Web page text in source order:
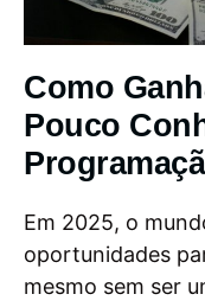
Como
Pouco
Em 2025, o
oportunidades
mesmo sem ser